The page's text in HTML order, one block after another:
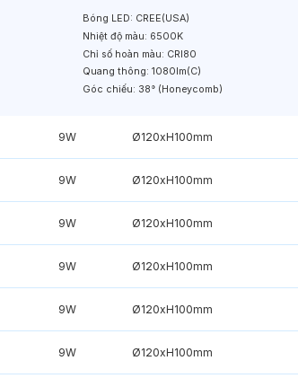
Bóng LED: CREE(USA)
Nhiệt độ màu: 6500K
Chỉ số hoàn màu: CRI80
Quang thông: 1080lm(C)
Góc chiếu: 38° (Honeycomb)
9W Ø120xH100mm
9W Ø120xH100mm
9W Ø120xH100mm
9W Ø120xH100mm
9W Ø120xH100mm
9W Ø120xH100mm